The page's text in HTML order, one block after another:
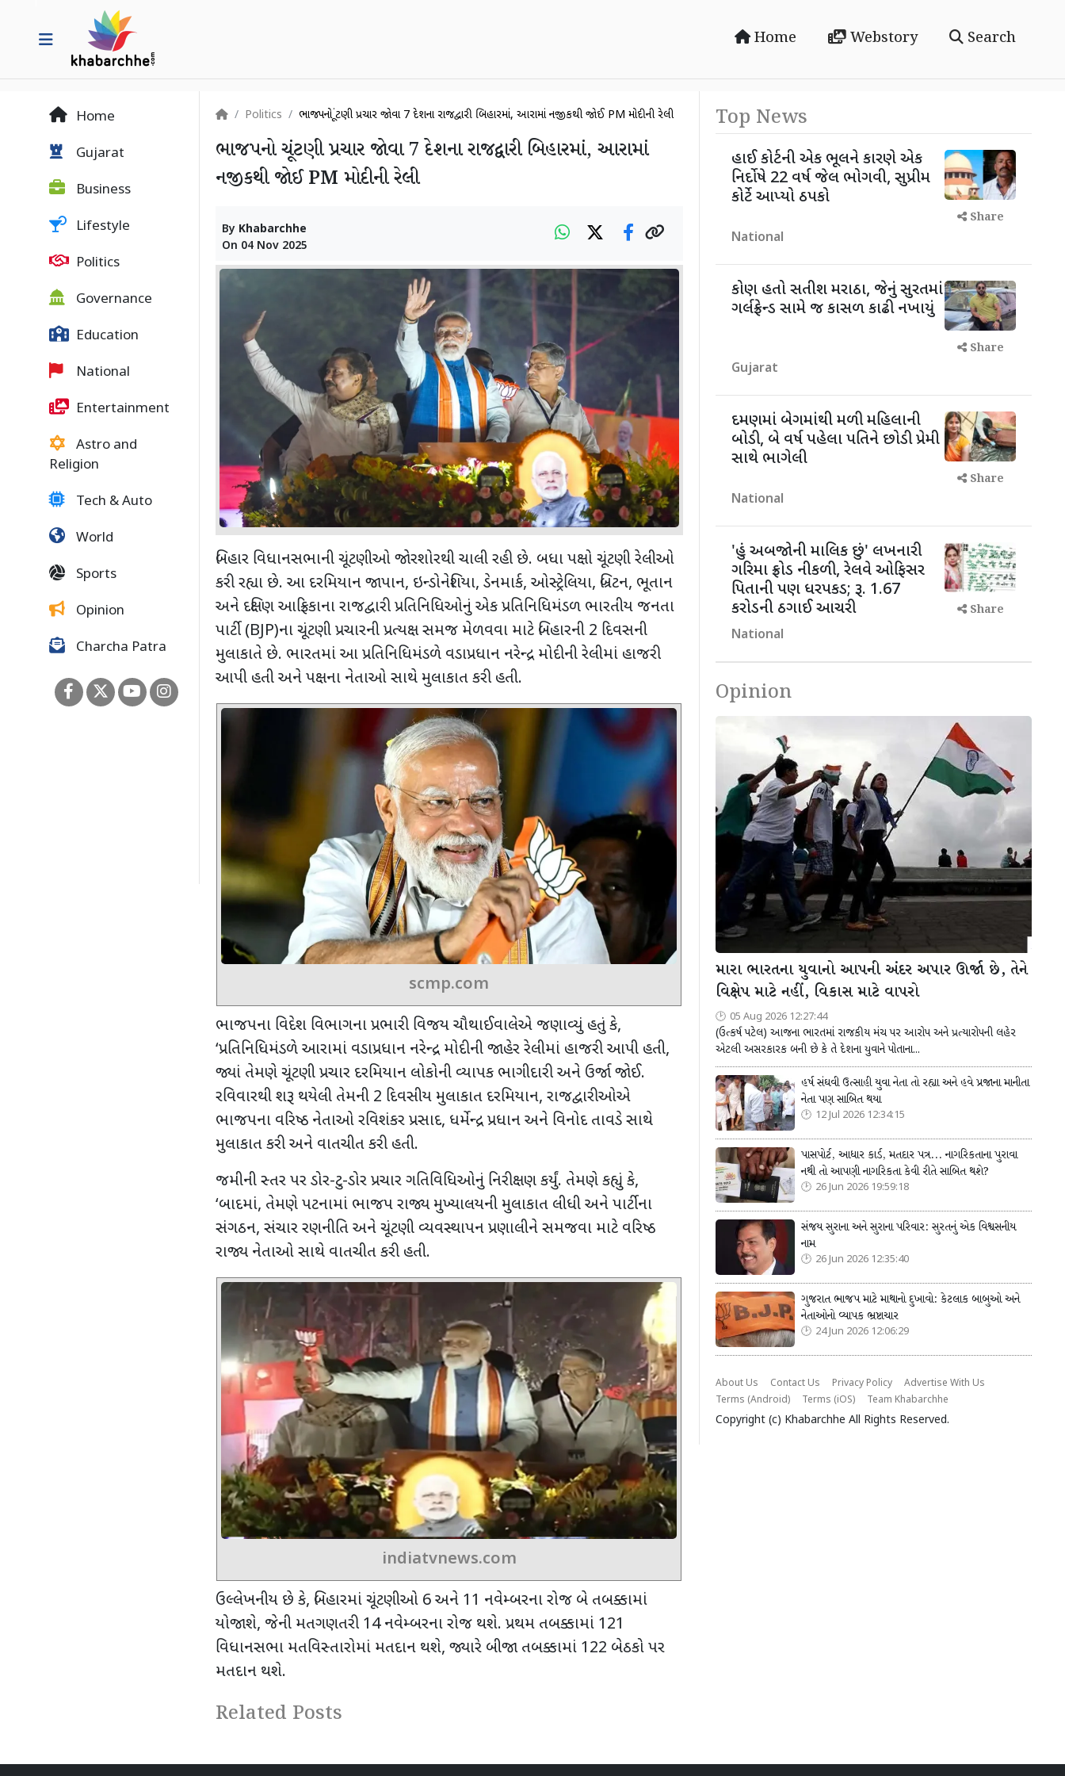
Home Webstory Search
Home
Gujarat
Business
Lifestyle
Politics
Governance
Education
National
Entertainment
Astro and
Religion
Tech & Auto
World
Sports
Opinion
Charcha Patra
Politics ભાજપનો ચૂંટણી પ્રચાર જોવા 7 દેશના રાજદ્વારી બિહારમાં, આરામાં નજીકથી જોઈ PM મોદીની રેલી
ભાજપનો ચૂંટણી પ્રચાર જોવા 7 દેશના રાજદ્વારી બિહારમાં, આરામાં
નજીકથી જોઈ PM મોદીની રેલી
By Khabarchhe
On 04 Nov 2025
બિહાર વિધાનસભાની ચૂંટણીઓ જોરશોરથી ચાલી રહી છે. બધા પક્ષો ચૂંટણી રેલીઓ
કરી રહ્યા છે. આ દરમિયાનજાપાન, ઇન્ડોનેશિયા, ડેનમાર્ક, ઓસ્ટ્રેલિયા, બ્રિટન, ભૂતાન
અને દક્ષિણ આફ્રિકાના રાજદ્વારી પ્રતિનિધિઓનું એક પ્રતિનિધિમંડળ ભારતીય જનતા
પાર્ટી (BJP)ના ચૂંટણી પ્રચારની પ્રત્યક્ષ સમજ મેળવવા માટે બિહારની 2 દિવસની
મુલાકાતે છે. ભારતમાં આ પ્રતિનિધિમંડળે વડાપ્રધાન નરેન્દ્ર મોદીની રેલીમાં હાજરી
આપી હતી અને પક્ષના નેતાઓ સાથે મુલાકાત કરી હતી.
scmp.com
ભાજપના વિદેશ વિભાગના પ્રભારી વિજય ચૌથાઈવાલેએ જણાવ્યું હતું કે,
‘પ્રતિનિધિમંડળે આરામાં વડાપ્રધાન નરેન્દ્ર મોદીની જાહેર રેલીમાં હાજરી આપી હતી,
જ્યાં તેમણે ચૂંટણી પ્રચાર દરમિયાન લોકોની વ્યાપક ભાગીદારી અને ઉર્જા જોઈ.
રવિવારથી શરૂ થયેલી તેમની 2 દિવસીય મુલાકાત દરમિયાન, રાજદ્વારીઓએ
ભાજપના વરિષ્ઠ નેતાઓ રવિશંકર પ્રસાદ, ધર્મેન્દ્ર પ્રધાન અને વિનોદ તાવડે સાથે
મુલાકાત કરી અને વાતચીત કરી હતી.
જમીની સ્તર પર ડોર-ટુ-ડોર પ્રચાર ગતિવિધિઓનું નિરીક્ષણ કર્યું. તેમણે કહ્યું કે,
‘બાદમાં, તેમણે પટનામાં ભાજપ રાજ્ય મુખ્યાલયની મુલાકાત લીધી અને પાર્ટીના
સંગઠન, સંચાર રણનીતિ અને ચૂંટણી વ્યવસ્થાપન પ્રણાલીને સમજવા માટે વરિષ્ઠ
રાજ્ય નેતાઓ સાથે વાતચીત કરી હતી.
indiatvnews.com
ઉલ્લેખનીય છે કે, બિહારમાં ચૂંટણીઓ 6અને 11 નવેમ્બરના રોજ બે તબક્કામાં
યોજાશે, જેની મતગણતરી 14નવેમ્બરના રોજ થશે. પ્રથમ તબક્કામાં 121
વિધાનસભા મતવિસ્તારોમાં મતદાન થશે, જ્યારે બીજા તબક્કામાં 122 બેઠકો પર
મતદાન થશે.
Related Posts
Top News
હાઈ કોર્ટની એક ભૂલને કારણે એક
નિર્દોષે 22 વર્ષ જેલ ભોગવી, સુપ્રીમ
કોર્ટે આપ્યો ઠપકો
National
Share
કોણ હતો સતીશ મરાઠા, જેનું સુરતમાં
ગર્લફ્રેન્ડ સામે જ કાસળ કાઢી નખાયું
Gujarat
Share
દમણમાં બેગમાંથી મળી મહિલાની
બોડી, બે વર્ષ પહેલા પતિને છોડી પ્રેમી
સાથે ભાગેલી
National
Share
'હું અબજોની માલિક છું' લખનારી
ગરિમા ફ્રોડ નીકળી, રેલવે ઓફિસર
પિતાની પણ ધરપકડ; રૂ. 1.67
કરોડની ઠગાઈ આચરી
National
Share
Opinion
મારા ભારતના યુવાનો આપની અંદર અપાર ઊર્જા છે, તેને
વિક્ષેપ માટે નહીં, વિકાસ માટે વાપરો
05 Aug 2026 12:27:44
(ઉત્કર્ષ પટેલ) આજના ભારતમાં રાજકીય મંચ પર આરોપ અને પ્રત્યારોપની લહેર
એટલી અસરકારક બની છે કે તે દેશના યુવાને પોતાના...
હર્ષ સંઘવી ઉત્સાહી યુવા નેતા તો રહ્યા અને હવે પ્રજાના માનીતા
નેતા પણ સાબિત થયા
12 Jul 2026 12:34:15
પાસપોર્ટ, આધાર કાર્ડ, મતદાર પત્ર... નાગરિકતાના પુરાવા
નથી તો આપણી નાગરિકતા કેવી રીતે સાબિત થશે?
26 Jun 2026 19:59:18
સંજય સુરાના અને સુરાના પરિવાર: સુરતનું એક વિશ્વસનીય
નામ
26 Jun 2026 12:35:40
ગુજરાત ભાજપ માટે માથાનો દુખાવો: કેટલાક બાબુઓ અને
નેતાઓનો વ્યાપક ભ્રષ્ટાચાર
24 Jun 2026 12:06:29
About Us Contact Us Privacy Policy
Advertise With Us
Terms (Android)
Terms (iOS) Team Khabarchhe
Copyright (c) Khabarchhe All Rights Reserved.